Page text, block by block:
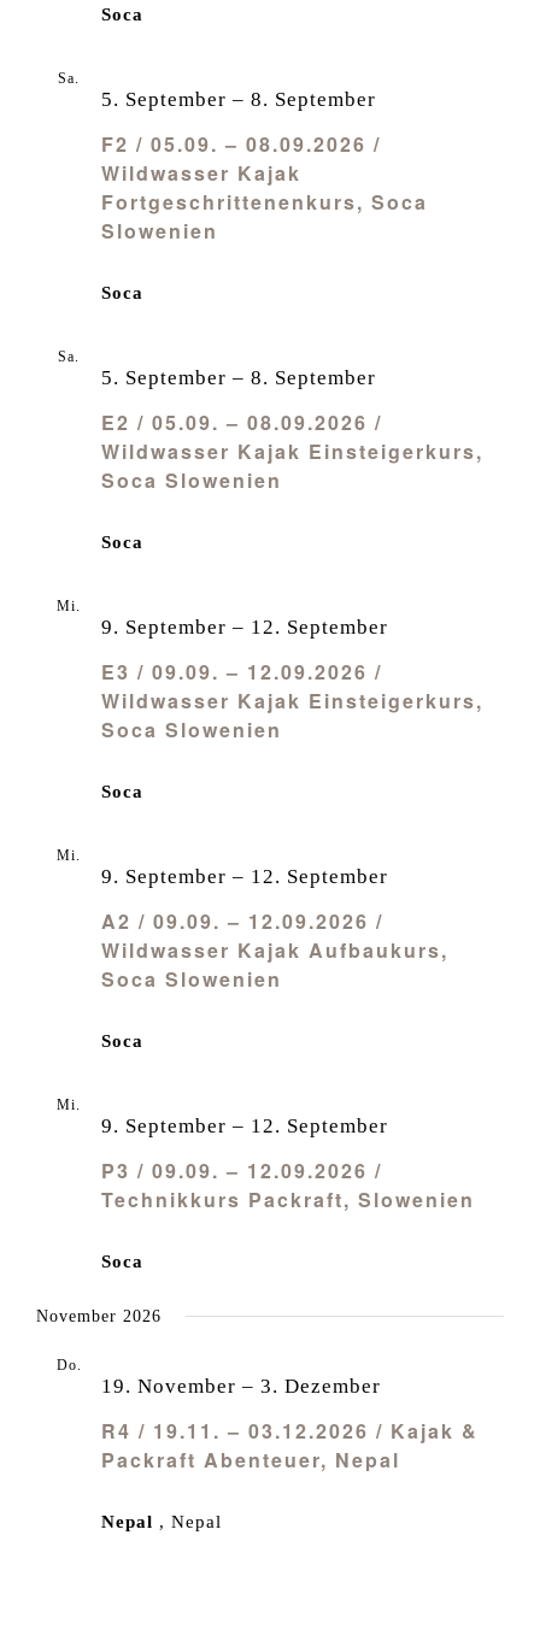
Soca
Sa.
F2 / 05.09. – 08.09.2026 /
Wildwasser Kajak
Fortgeschrittenenkurs, Soca
Slowenien
5. September – 8. September
Soca
Sa.
E2 / 05.09. – 08.09.2026 /
Wildwasser Kajak Einsteigerkurs,
Soca Slowenien
5. September – 8. September
Soca
Mi.
E3 / 09.09. – 12.09.2026 /
Wildwasser Kajak Einsteigerkurs,
Soca Slowenien
9. September – 12. September
Soca
Mi.
A2 / 09.09. – 12.09.2026 /
Wildwasser Kajak Aufbaukurs,
Soca Slowenien
9. September – 12. September
Soca
Mi.
P3 / 09.09. – 12.09.2026 /
Technikkurs Packraft, Slowenien
9. September – 12. September
Soca
November 2026
Do.
R4 / 19.11. – 03.12.2026 / Kajak &
Packraft Abenteuer, Nepal
19. November – 3. Dezember
Nepal , Nepal